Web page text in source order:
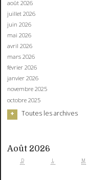
août 2026
juillet 2026
juin 2026
mai 2026
avril 2026
mars 2026
février 2026
janvier 2026
novembre 2025
octobre 2025
Toutes les archives
Août 2026
D L M